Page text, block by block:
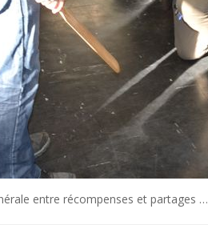
entre récompenses et partages …